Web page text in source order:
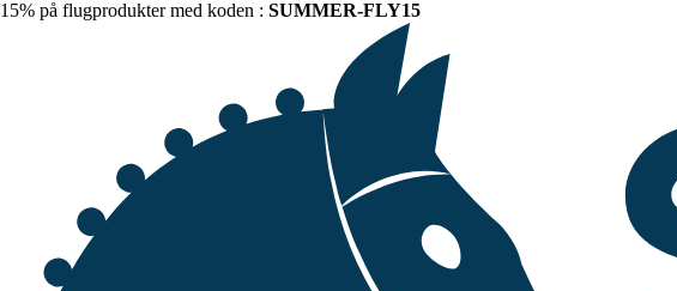
15% på flugprodukter med koden : SUMMER-FLY15